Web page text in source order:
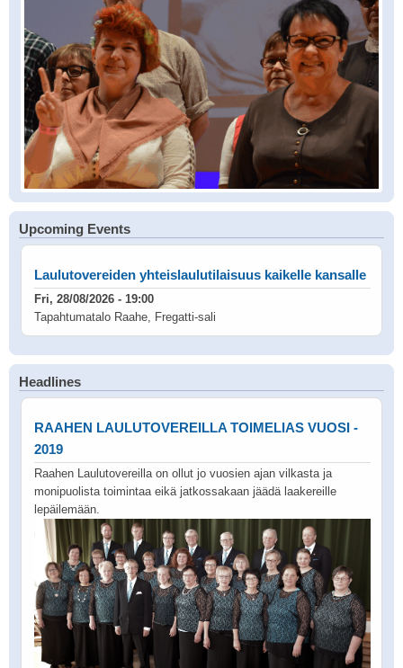
Upcoming Events
Laulutovereiden yhteislaulutilaisuus kaikelle kansalle
Fri, 28/08/2026 - 19:00
Tapahtumatalo Raahe, Fregatti-sali
Headlines
RAAHEN LAULUTOVEREILLA TOIMELIAS VUOSI -
2019
Raahen Laulutovereilla on ollut jo vuosien ajan vilkasta ja
monipuolista toimintaa eikä jatkossakaan jäädä laakereille
lepäilemään.